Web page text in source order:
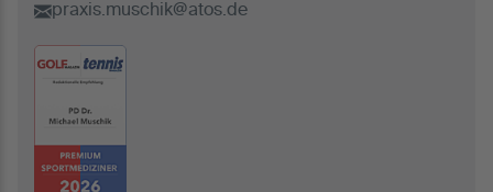
praxis.muschik@atos.de